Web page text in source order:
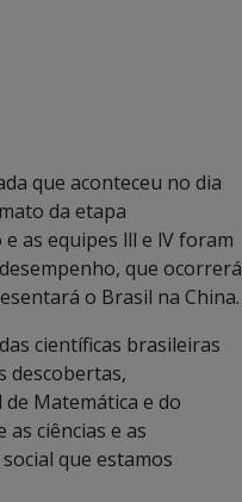
que aconteceu no dia
da etapa
as equipes lll e lV foram
que ocorrerá
o Brasil na China.
científicas brasileiras
descobertas,
Matemática e do
ciências e as
que estamos